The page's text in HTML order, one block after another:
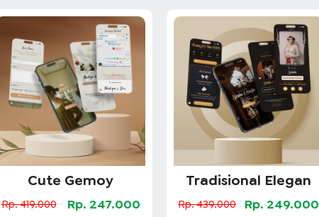
Cute Gemoy
Rp. 419.000 Rp. 247.000
Tradisional Elegan
Rp. 439.000 Rp. 249.000